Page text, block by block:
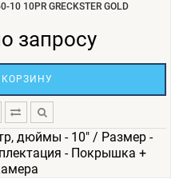
10PR GRECKSTER GOLD
запросу
КОРЗИНУ
дюймы - 10" / Размер -
- Покрышка +